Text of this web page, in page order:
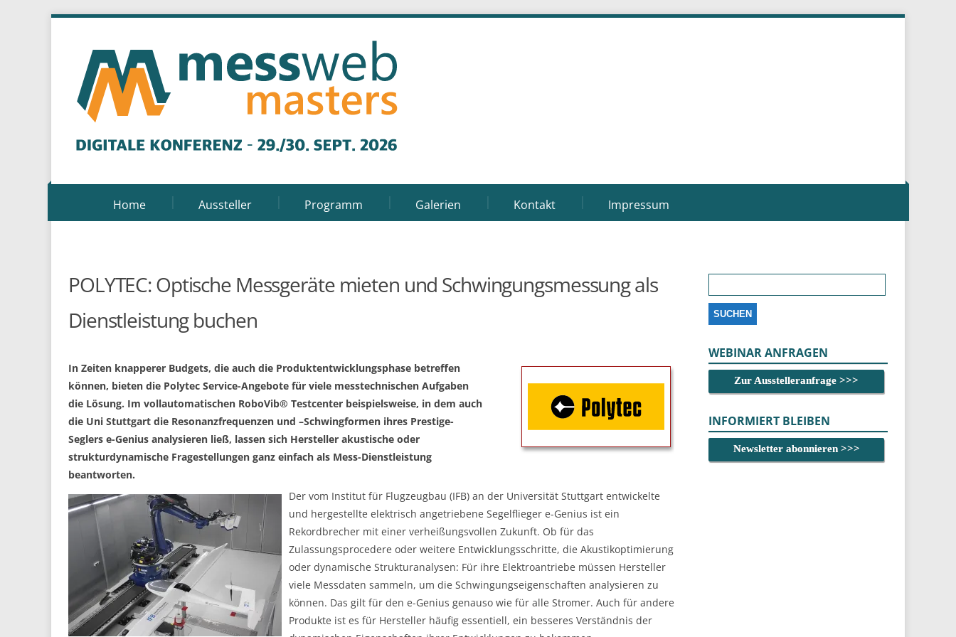
Home Aussteller Programm Galerien Kontakt Impressum
POLYTEC: Optische Messgeräte mieten und Schwingungsmessung als
Dienstleistung buchen
In Zeiten knapperer Budgets, die auch die Produktentwicklungsphase betreffen
können, bieten die Polytec Service-Angebote für viele messtechnischen Aufgaben
die Lösung. Im vollautomatischen RoboVib® Testcenter beispielsweise, in dem auch
die Uni Stuttgart die Resonanzfrequenzen und –Schwingformen ihres Prestige-
Seglers e-Genius analysieren ließ, lassen sich Hersteller akustische oder
strukturdynamische Fragestellungen ganz einfach als Mess-Dienstleistung
beantworten.
Der vom Institut für Flugzeugbau (IFB) an der Universität Stuttgart entwickelte
und hergestellte elektrisch angetriebene Segelflieger e-Genius ist ein
Rekordbrecher mit einer verheißungsvollen Zukunft. Ob für das
Zulassungsprocedere oder weitere Entwicklungsschritte, die Akustikoptimierung
oder dynamische Strukturanalysen: Für ihre Elektroantriebe müssen Hersteller
viele Messdaten sammeln, um die Schwingungseigenschaften analysieren zu
können. Das gilt für den e-Genius genauso wie für alle Stromer. Auch für andere
Produkte ist es für Hersteller häufig essentiell, ein besseres Verständnis der
Suchen
WEBINAR ANFRAGEN
Zur Ausstelleranfrage >>>
INFORMIERT BLEIBEN
Newsletter abonnieren >>>